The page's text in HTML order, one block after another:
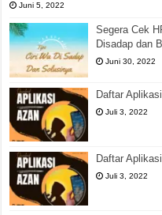
Juni 5, 2022
Segera Cek
Disadap dan
Juni 30, 2022
Daftar
Juli 3, 2022
Daftar
Juli 3, 2022